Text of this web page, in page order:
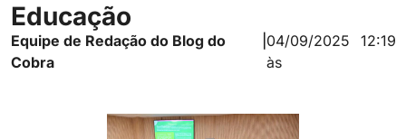
Educação
Equipe de Redação do Blog do
Cobra
04/09/2025
às
12:19